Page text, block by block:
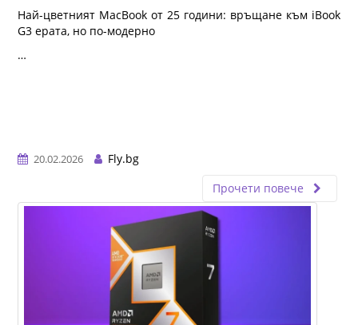
Най-цветният MacBook от 25 години: връщане към iBook
G3 ерата, но по-модерно
…
20.02.2026
Fly.bg
Прочети повече